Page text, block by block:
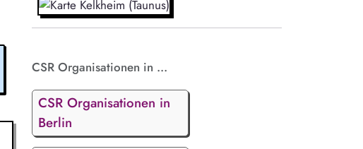
CSR Organisationen in ...
CSR Organisationen in
Berlin